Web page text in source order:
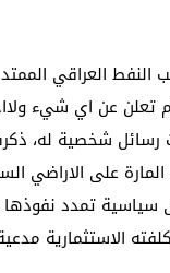
العراقي الممتد
تعلن عن اي شيء
رسائل شخصية له،
على الاراضي
سياسية تمدد
الاستثمارية